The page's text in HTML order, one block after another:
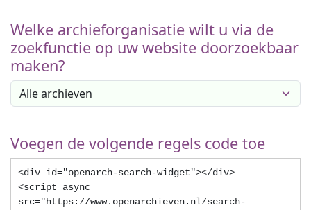
Welke archieforganisatie wilt u via de
zoekfunctie op uw website doorzoekbaar
maken?
Voegen de volgende regels code toe
<div id="openarch-search-widget"></div>
<script async
src="https://www.openarchieven.nl/search-